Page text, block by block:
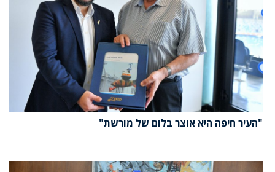
"העיר חיפה היא אוצר בלום של מורשת"